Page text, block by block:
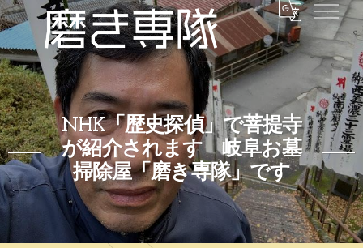
NHK「歴史探偵」で菩提寺
が紹介されます 岐阜お墓
掃除屋「磨き専隊」です